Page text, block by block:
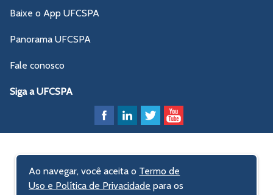
Baixe o App UFCSPA
Panorama UFCSPA
Fale conosco
Siga a UFCSPA
Ao navegar, você aceita o Termo de
Uso e Política de Privacidade para os